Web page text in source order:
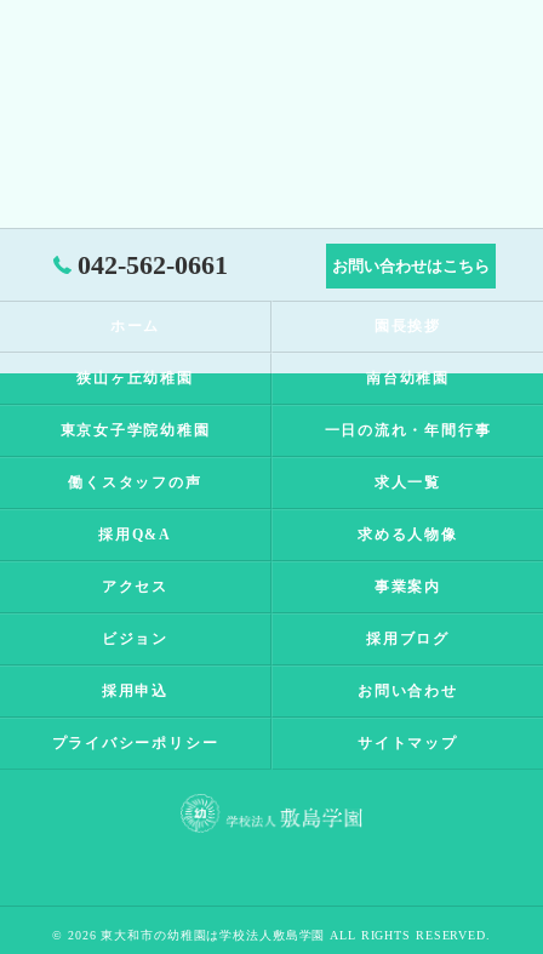
042-562-0661 お問い合わせはこちら
ホーム 園長挨拶
狭山ヶ丘幼稚園 南台幼稚園
東京女子学院幼稚園 一日の流れ・年間行事
働くスタッフの声 求人一覧
採用Q&A 求める人物像
アクセス 事業案内
ビジョン 採用ブログ
採用申込 お問い合わせ
プライバシーポリシー サイトマップ
© 2026 東大和市の幼稚園は学校法人敷島学園 ALL RIGHTS RESERVED.